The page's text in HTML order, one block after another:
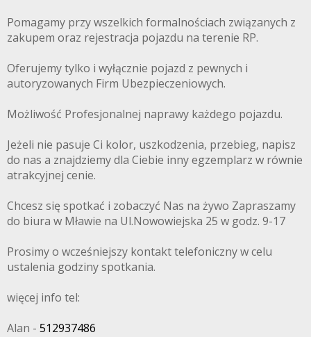
Pomagamy przy wszelkich formalnościach związanych z
zakupem oraz rejestracja pojazdu na terenie RP.
Oferujemy tylko i wyłącznie pojazd z pewnych i
autoryzowanych Firm Ubezpieczeniowych.
Możliwość Profesjonalnej naprawy każdego pojazdu.
Jeżeli nie pasuje Ci kolor, uszkodzenia, przebieg, napisz
do nas a znajdziemy dla Ciebie inny egzemplarz w równie
atrakcyjnej cenie.
Chcesz się spotkać i zobaczyć Nas na żywo Zapraszamy
do biura w Mławie na Ul.Nowowiejska 25 w godz. 9-17
Prosimy o wcześniejszy kontakt telefoniczny w celu
ustalenia godziny spotkania.
więcej info tel:
Alan - 512937486